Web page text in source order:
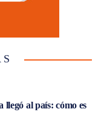
al país: cómo es